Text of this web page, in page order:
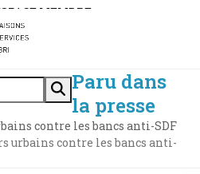
MEMBRE
Paru dans
la presse
contre les bancs anti-SDF
urbains contre les bancs anti-